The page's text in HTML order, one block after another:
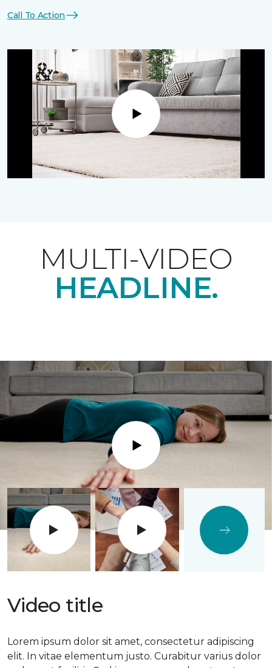
Call To Action
Play
MULTI-VIDEO
HEADLINE.
Play
Video title
Lorem ipsum dolor sit amet, consectetur adipiscing
elit. In vitae elementum justo. Curabitur varius dolor